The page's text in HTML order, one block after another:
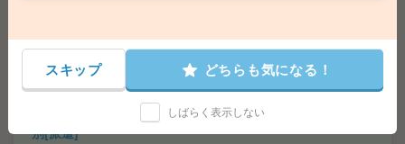
勤務地 東京都千代田区 東京メトロ銀座線 虎ノ門駅
徒歩1分、東京メトロ日比谷線 虎ノ門ヒルズ駅徒歩5分
気になる!
高時給！平日休み！日勤のお仕事！産廃品等の分別や選
別[派遣]
スキップ どちらも気になる！
しばらく表示しない